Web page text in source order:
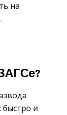
на
быстро и